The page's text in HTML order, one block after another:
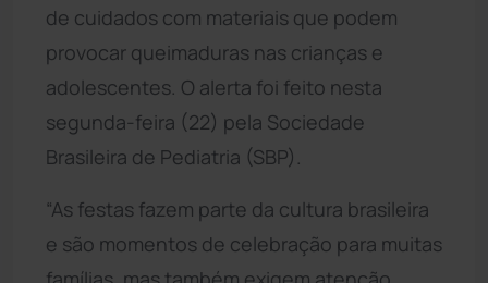
de cuidados com materiais que podem
provocar queimaduras nas crianças e
adolescentes. O alerta foi feito nesta
segunda-feira (22) pela Sociedade
Brasileira de Pediatria (SBP).
“As festas fazem parte da cultura brasileira
e são momentos de celebração para muitas